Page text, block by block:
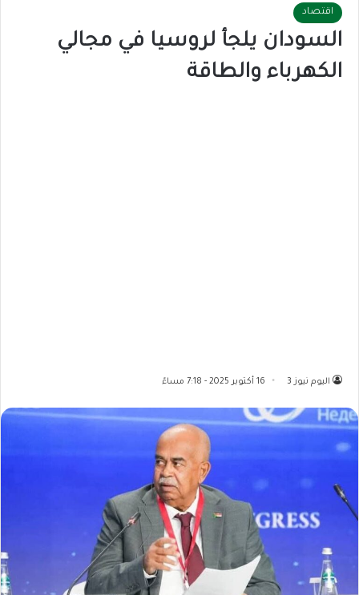
اقتصاد
السودان يلجأ لروسيا في مجالي
الكهرباء والطاقة
اليوم نيوز 3 16 أكتوبر 2025 - 7:18 مساءً